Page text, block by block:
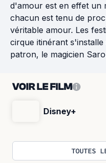
d'amour est en effet un
chacun est tenu de
véritable amour. Les
cirque itinérant
patron, le magicien
VOIR LE FILM
Disney+
TOUTES